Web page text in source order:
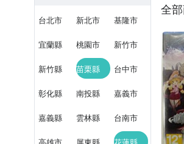
台北市 新北市 基隆市
宜蘭縣 桃園市 新竹市
新竹縣 苗栗縣 台中市
彰化縣 南投縣 嘉義市
嘉義縣 雲林縣 台南市
全